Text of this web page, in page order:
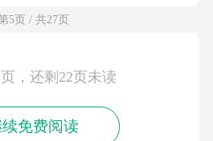
5页 / 共27页
，还剩22页未读
免费阅读